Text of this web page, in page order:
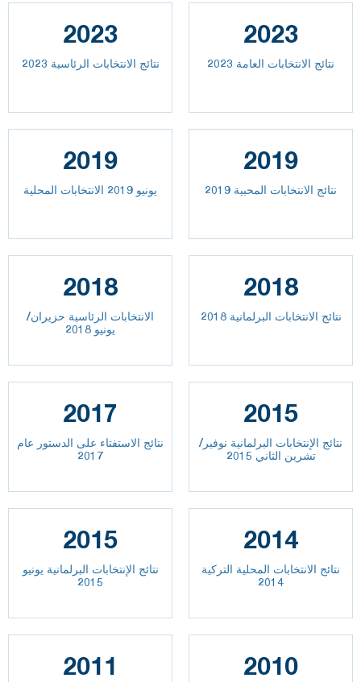
2023
نتائج الانتخابات الرئاسية 2023
2023
2023 نتائج الانتخابات العامة
2019
يونيو 2019 الانتخابات المحلية
2019
نتائج الانتخابات المحبية 2019
2018
الانتخابات الرئاسية حزيران/
يونيو 2018
2018
نتائج الانتخابات البرلمانية 2018
2017
نتائج الاستفتاء على الدستور عام
2017
2015
نتائج الإنتخابات البرلمانية نوفير/
تشرين الثاني 2015
2015
نتائج الإنتخابات البرلمانية يونيو
2015
2014
نتائج الانتخابات المحلية التركية
2014
2011 2010